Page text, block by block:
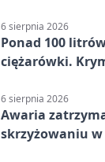
6 sierpnia 2026
Ponad 100
ciężarówki.
6 sierpnia 2026
Awaria
skrzyżowaniu